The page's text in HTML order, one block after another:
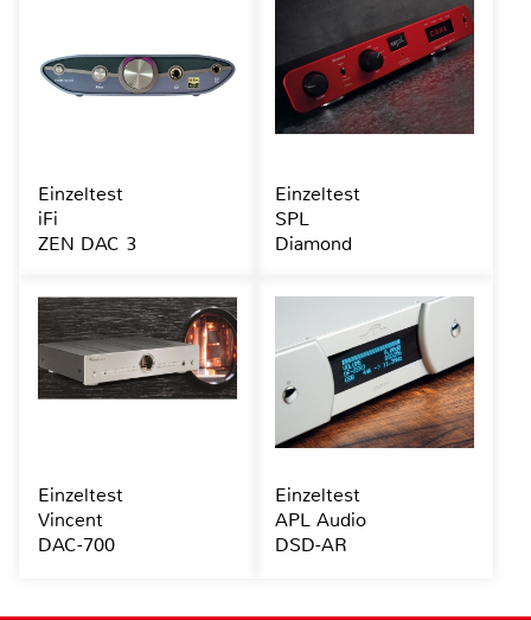
Einzeltest
iFi
ZEN DAC 3
Einzeltest
SPL
Diamond
Einzeltest
Vincent
DAC-700
Einzeltest
APL Audio
DSD-AR